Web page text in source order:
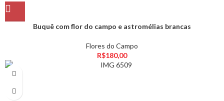
Buquê com flor do campo e astromélias brancas
Flores do Campo
R$180,00